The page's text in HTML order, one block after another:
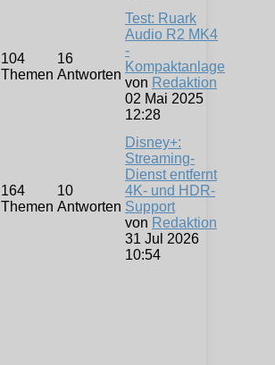
104
Themen
16
Antworten
Test: Ruark
Audio R2 MK4
-
Kompaktanlage
von Redaktion
02 Mai 2025
12:28
164
Themen
10
Antworten
Disney+:
Streaming-
Dienst entfernt
4K- und HDR-
Support
von Redaktion
31 Jul 2026
10:54